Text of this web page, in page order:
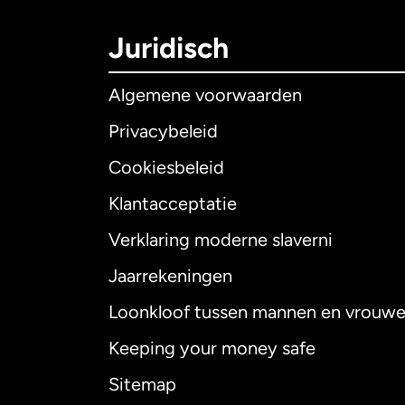
Juridisch
Algemene voorwaarden
Privacybeleid
Cookiesbeleid
Klantacceptatie
Verklaring moderne slaverni
Jaarrekeningen
Loonkloof tussen mannen en
Keeping your money safe
Sitemap
Australië